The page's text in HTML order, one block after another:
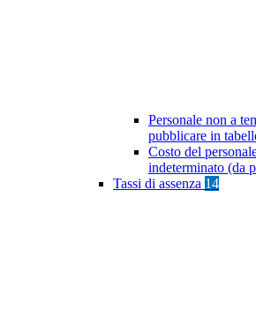
Personale non a
pubblicare in
Costo del
indeterminato (da
Tassi di assenza 14